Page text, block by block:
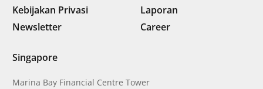
Kebijakan Privasi
Laporan
Newsletter
Career
Singapore
Marina Bay Financial Centre Tower